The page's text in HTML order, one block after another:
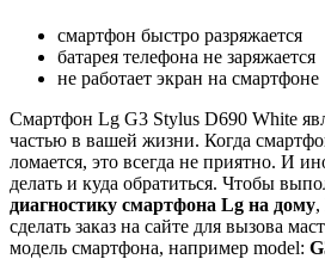
смартфон быстро разряжается
батарея телефона не заряжается
не работает экран на смартфоне
Смартфон Lg G3 Stylus D690 White
частью в вашей жизни. Когда
ломается, это всегда не приятно. И
делать и куда обратиться. Чтобы
диагностику смартфона Lg на дому,
сделать заказ на сайте для вызова
модель смартфона, например model: